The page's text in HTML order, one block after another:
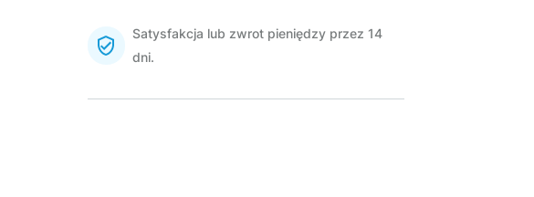
Satysfakcja lub zwrot pieniędzy przez 14
dni.